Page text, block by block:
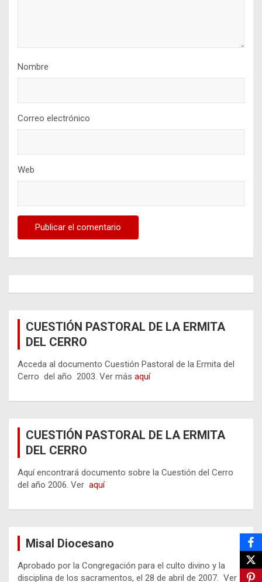
Nombre
Correo electrónico
Web
CUESTIÓN PASTORAL DE LA ERMITA
DEL CERRO
Acceda al documento Cuestión Pastoral de la Ermita del
Cerro del año 2003. Ver más aquí
CUESTIÓN PASTORAL DE LA ERMITA
DEL CERRO
Aquí encontrará documento sobre la Cuestión del Cerro
del año 2006. Ver aquí
Misal Diocesano
Aprobado por la Congregación para el culto divino y la
disciplina de los sacramentos, el 28 de abril de 2007. Ver